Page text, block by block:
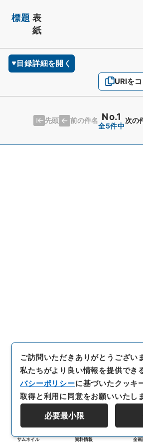
標題 表
紙
目録詳細を開く
URIを
先頭 前の件名 No.1
全5件中
次の
サムネイル 資料情報 全画
ご訪問いただきありがとうござい
私たちがより良い情報を提供でき
バシーポリシーに基づいたクッキ
取得と利用に同意をお願いいたし
必要最小限